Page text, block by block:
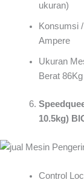
ukuran)
Konsumsi
Ampere
Ukuran
Berat 86Kg
10.5kg)
Control